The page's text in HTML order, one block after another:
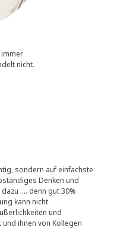
nicht.
sondern auf einfachste
Denken und
…. denn gut 30%
kann nicht
und
ihnen von Kollegen